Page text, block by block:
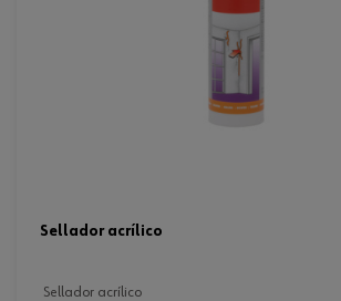
sellador acrílico
sellador acrílico